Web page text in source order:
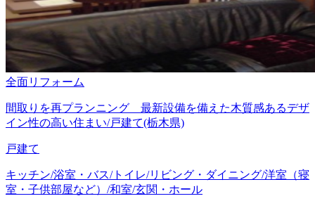
全面リフォーム
間取りを再プランニング 最新設備を備えた木質感あるデザ
イン性の高い住まい/戸建て(栃木県)
戸建て
キッチン/浴室・バス/トイレ/リビング・ダイニング/洋室（寝
室・子供部屋など）/和室/玄関・ホール